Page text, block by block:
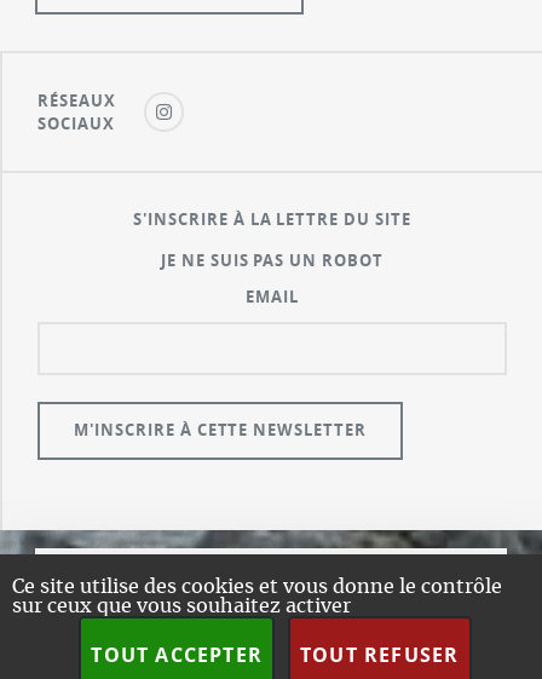
Ce site utilise des cookies et vous donne le contrôle
sur ceux que vous souhaitez activer
TOUT ACCEPTER TOUT REFUSER
RÉSEAUX
SOCIAUX
S'INSCRIRE À LA LETTRE DU SITE
JE NE SUIS PAS UN ROBOT
EMAIL
© GUALENI.COM
A PROPOS
PLAN DU SITE